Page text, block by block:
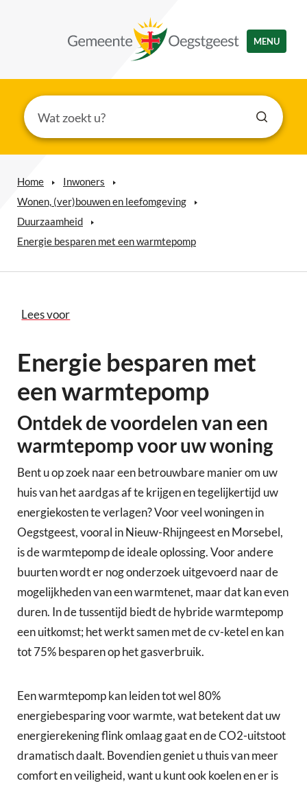
MENU
Home
Inwoners
Wonen, (ver)bouwen en leefomgeving
Duurzaamheid
Energie besparen met een warmtepomp
Lees voor
Energie besparen met
een warmtepomp
Ontdek de voordelen van een
warmtepomp voor uw woning
Bent u op zoek naar een betrouwbare manier om uw
huis van het aardgas af te krijgen en tegelijkertijd uw
energiekosten te verlagen? Voor veel woningen in
Oegstgeest, vooral in Nieuw-Rhijngeest en Morsebel,
is de warmtepomp de ideale oplossing. Voor andere
buurten wordt er nog onderzoek uitgevoerd naar de
mogelijkheden van een warmtenet, maar dat kan even
duren. In de tussentijd biedt de hybride warmtepomp
een uitkomst; het werkt samen met de cv-ketel en kan
tot 75% besparen op het gasverbruik.
Een warmtepomp kan leiden tot wel 80%
energiebesparing voor warmte, wat betekent dat uw
energierekening flink omlaag gaat en de CO2-uitstoot
dramatisch daalt. Bovendien geniet u thuis van meer
comfort en veiligheid, want u kunt ook koelen en er is